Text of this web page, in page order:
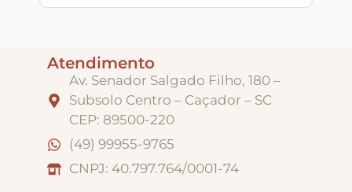
Atendimento
Av. Senador Salgado Filho, 180 –
Subsolo Centro – Caçador – SC
CEP: 89500-220
(49) 99955-9765
CNPJ: 40.797.764/0001-74